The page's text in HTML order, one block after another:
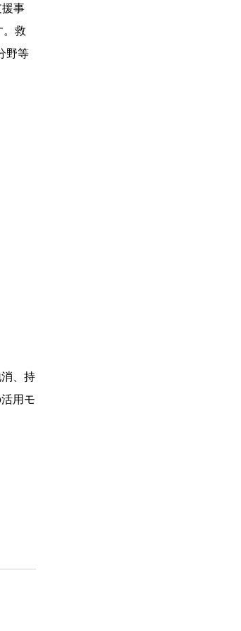
事
。救
野等
、持
用モ